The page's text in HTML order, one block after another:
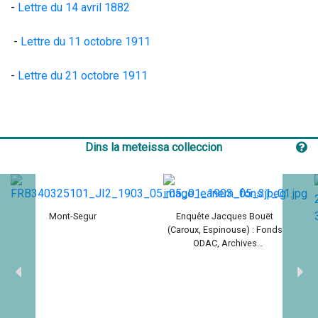
- Lettre du 14 avril 1882
- Lettre du 11 octobre 1911
- Lettre du 21 octobre 1911
Dins la meteissa colleccion
Mont-Segur
Enquête Jacques Bouët
(Caroux, Espinouse) : Fonds
ODAC, Archives